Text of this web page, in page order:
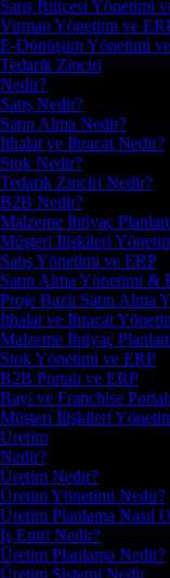
Satış Bütçesi Yönetimi
Virman Yönetimi ve
E-Dönüşüm Yönetimi
Tedarik Zinciri
Nedir?
Satış Nedir?
Satın Alma Nedir?
İthalat ve İhracat Nedir?
Stok Nedir?
Tedarik Zinciri Nedir?
B2B Nedir?
Malzeme İhtiyaç
Müşteri İlişkileri
Satış Yönetimi ve ERP
Satın Alma Yönetimi &
Proje Bazlı Satın Alma
İthalat ve İhracat
Malzeme İhtiyaç
Stok Yönetimi ve ERP
B2B Portalı ve ERP
Bayi ve Franchise
Müşteri İlişkileri
Üretim
Nedir?
Üretim Nedir?
Üretim Yönetimi Nedir?
Üretim Planlama Nasıl
İş Emri Nedir?
Üretim Planlama Nedir?
Üretim Sistemi Nedir